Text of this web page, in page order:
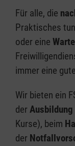
Für alle, die
Praktisches
oder eine
immer eine
Wir bieten ein
der Ausbildung
Kurse), beim
der